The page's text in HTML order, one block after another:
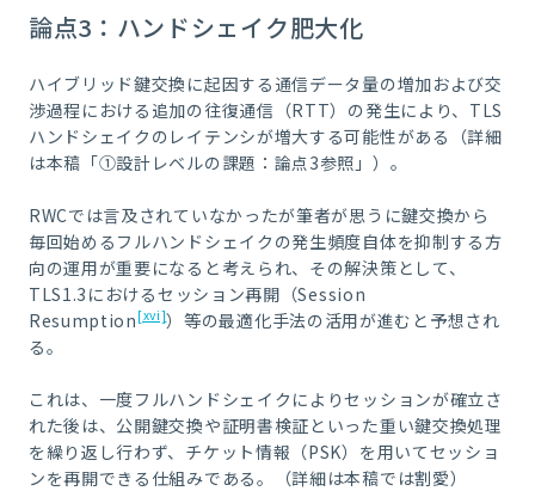
論点3：ハンドシェイク肥大化
ハイブリッド鍵交換に起因する通信データ量の増加および交
渉過程における追加の往復通信（RTT）の発生により、TLS
ハンドシェイクのレイテンシが増大する可能性がある（詳細
は本稿「①設計レベルの課題：論点3参照」）。
RWCでは言及されていなかったが筆者が思うに鍵交換から
毎回始めるフルハンドシェイクの発生頻度自体を抑制する方
向の運用が重要になると考えられ、その解決策として、
TLS1.3におけるセッション再開（Session
Resumption[xvi]）等の最適化手法の活用が進むと予想され
る。
これは、一度フルハンドシェイクによりセッションが確立さ
れた後は、公開鍵交換や証明書検証といった重い鍵交換処理
を繰り返し行わず、チケット情報（PSK）を用いてセッショ
ンを再開できる仕組みである。（詳細は本稿では割愛）